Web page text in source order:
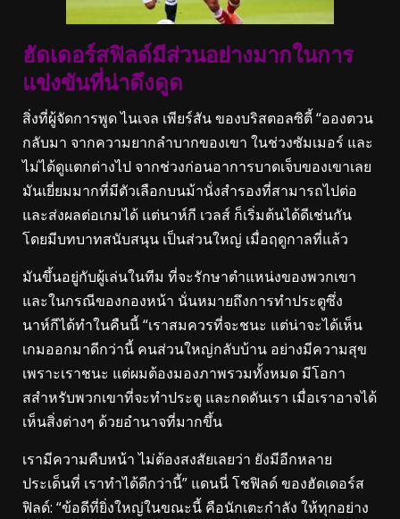
ฮัดเดอร์สฟิลด์มีส่วนอย่างมากในการ
แข่งขันที่น่าดึงดูด
สิ่งที่ผู้จัดการพูดไนเจล เพียร์สัน ของบริสตอลซิตี้ “อองตวน
กลับมา จากความยากลําบากของเขา ในช่วงซัมเมอร์ และ
ไม่ได้ดูแตกต่างไป จากช่วงก่อนอาการบาดเจ็บของเขาเลย
มันเยี่ยมมากที่มีตัวเลือกบนม้านั่งสํารองที่สามารถไปต่อ
และส่งผลต่อเกมได้ แต่นาห์กี เวลส์ ก็เริ่มต้นได้ดีเช่นกัน
โดยมีบทบาทสนับสนุน เป็นส่วนใหญ่ เมื่อฤดูกาลที่แล้ว
มันขึ้นอยู่กับผู้เล่นในทีม ที่จะรักษาตําแหน่งของพวกเขา
และในกรณีของกองหน้า นั่นหมายถึงการทําประตูซึ่ง
นาห์กีได้ทําในคืนนี้“เราสมควรที่จะชนะ แต่น่าจะได้เห็น
เกมออกมาดีกว่านี้ คนส่วนใหญ่กลับบ้าน อย่างมีความสุข
เพราะเราชนะ แต่ผมต้องมองภาพรวมทั้งหมด มีโอกา
สสําหรับพวกเขาที่จะทําประตู และกดดันเรา เมื่อเราอาจได้
เห็นสิ่งต่างๆ ด้วยอํานาจที่มากขึ้น
เรามีความคืบหน้า ไม่ต้องสงสัยเลยว่า ยังมีอีกหลาย
ประเด็นที่ เราทําได้ดีกว่านี้” แดนนี่ โชฟิลด์ ของฮัดเดอร์ส
ฟิลด์: “ข้อดีที่ยิ่งใหญ่ในขณะนี้ คือนักเตะกําลัง ให้ทุกอย่าง